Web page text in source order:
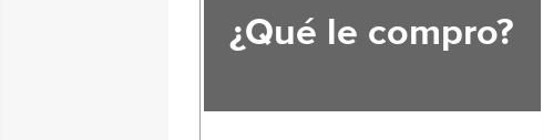
¿Qué le compro?